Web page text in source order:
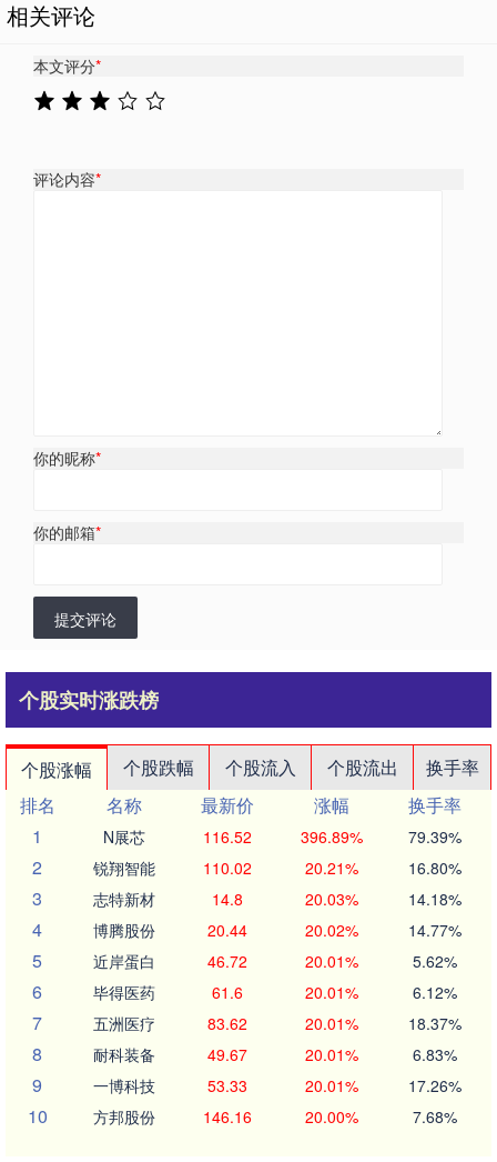
相关评论
本文评分*
评论内容*
你的昵称*
你的邮箱*
提交评论
个股实时涨跌榜
个股涨幅 个股跌幅 个股流入 个股流出
换手率
排名
名称 最新价 涨幅
换手率
1
N展芯 116.52 396.89% 79.39%
2 锐翔智能 110.02 20.21% 16.80%
3 志特新材 14.8 20.03% 14.18%
4 博腾股份 20.44 20.02% 14.77%
5 近岸蛋白 46.72 20.01% 5.62%
6 毕得医药 61.6 20.01% 6.12%
7 五洲医疗 83.62 20.01% 18.37%
8 耐科装备 49.67 20.01% 6.83%
9 一博科技 53.33 20.01% 17.26%
10 方邦股份 146.16 20.00% 7.68%